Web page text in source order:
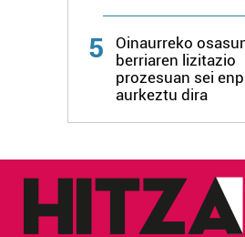
5
Oinaurreko
berriaren lizitazio
prozesuan sei
aurkeztu dira